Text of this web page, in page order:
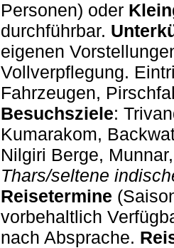
Personen) oder
durchführbar.
eigenen
Vollverpflegung.
Fahrzeugen,
Besuchsziele:
Kumarakom,
Nilgiri Berge,
Thars/seltene
Reisetermine
vorbehaltlich
nach Absprache.